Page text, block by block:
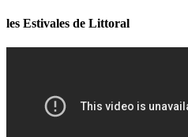
les Estivales de Littoral